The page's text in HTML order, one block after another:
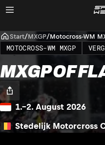
Start/MXGP/Motocross-WM
MOTOCROSS-WM MXGP
MXGP OF
1.–2. August 2026
Stedelijk Motorcross